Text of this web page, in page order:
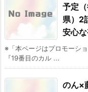
予定
県）2
安心
※「本ページはプロモーシ
『19番目のカル ...
のん×